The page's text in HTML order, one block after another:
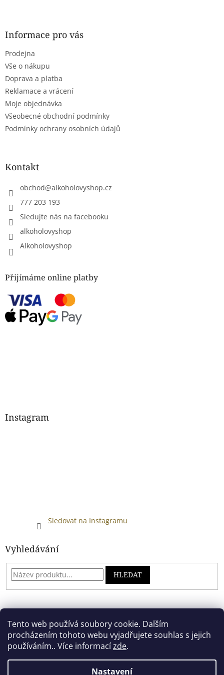
Tento web používá soubory cookie. Dalším
procházením tohoto webu vyjadřujete souhlas s jejich
používáním.. Více informacízde.
Nastavení
p
i
Informace pro vás
Prodejna
Vše o nákupu
Doprava a platba
Reklamace a vrácení
Moje objednávka
Všeobecné obchodní podmínky
Podmínky ochrany osobních údajů
Kontakt
obchod@alkoholovyshop.cz
777 203 193
Sledujte nás na facebooku
alkoholovyshop
Alkoholovyshop
Přijímáme online platby
Instagram
Sledovat na Instagramu
Vyhledávání
HLEDAT
Vytvořil Shoptet